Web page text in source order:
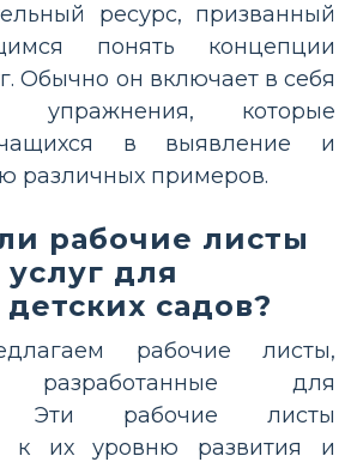
ресурс, призванный
понять концепции
Обычно он включает в себя
упражнения, которые
в выявление и
различных примеров.
рабочие листы
для
садов?
рабочие листы,
разработанные для
Эти рабочие листы
к их уровню развития и